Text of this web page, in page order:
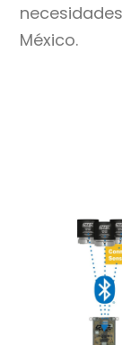
México.